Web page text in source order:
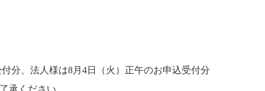
分、法人様は8月4日（火）正午のお申込受付分
承ください。